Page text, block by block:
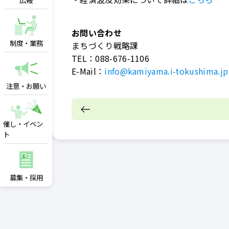
制度・業務
注意・お願い
催し・イベン
ト
募集・採用
お問い合わせ
まちづくり戦略課
TEL：088-676-1106
E-Mail： info@kamiyama.i-tokushima.jp